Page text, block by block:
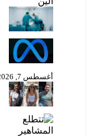
أغسطس 7, 2026